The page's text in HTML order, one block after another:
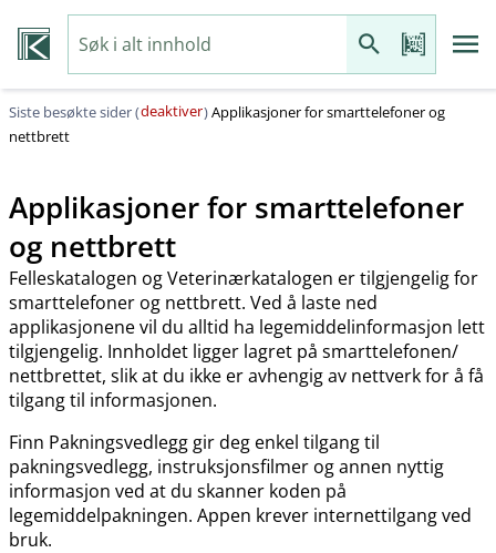
Siste besøkte sider (deaktiver)Applikasjoner for smarttelefoner og
nettbrett
Applikasjoner for smarttelefoner
og nettbrett
Felleskatalogen og Veterinærkatalogen er tilgjengelig for
smarttelefoner og nettbrett. Ved å laste ned
applikasjonene vil du alltid ha legemiddelinformasjon lett
tilgjengelig. Innholdet ligger lagret på smarttelefonen​/​
nettbrettet, slik at du ikke er avhengig av nettverk for å få
tilgang til informasjonen.
Finn Pakningsvedlegg gir deg enkel tilgang til
pakningsvedlegg, instruksjonsfilmer og annen nyttig
informasjon ved at du skanner koden på
legemiddelpakningen. Appen krever internettilgang ved
bruk.